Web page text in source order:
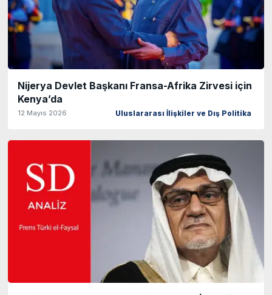
Nijerya Devlet Başkanı Fransa-Afrika Zirvesi için
Kenya’da
12 Mayıs 2026 Uluslararası İlişkiler ve Dış Politika